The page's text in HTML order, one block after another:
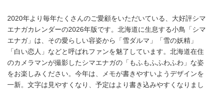
2020年より毎年たくさんのご愛顧をいただいている、大好評シマ
エナガカレンダーの2026年版です。北海道に生息する小鳥「シマ
エナガ」は、その愛らしい容姿から「雪ダルマ」「雪の妖精」
「白い恋人」などと呼ばれファンを魅了しています。北海道在住
のカメラマンが撮影したシマエナガの「もふもふふわふわ」な姿
をお楽しみください。今年は、メモが書きやすいようデザインを
一新。文字は見やすくなり、予定はより書き込みやすくなりまし